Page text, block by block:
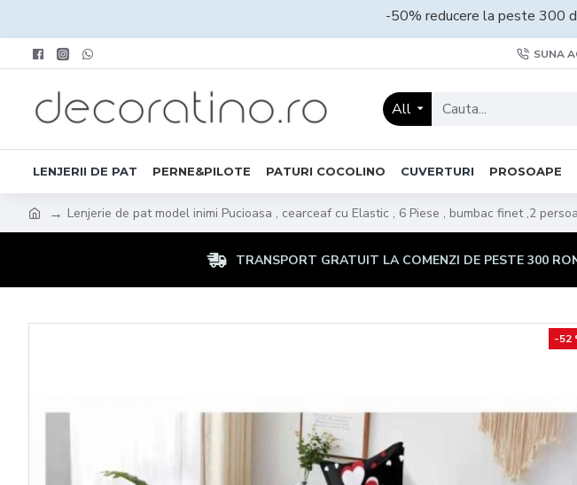
-50% reducere la peste 300
SUNA
All
LENJERII DE PAT PERNE&PILOTE PATURI COCOLINO CUVERTURI PROSOAPE
Lenjerie de pat model inimi Pucioasa , cearceaf cu Elastic , 6 Piese , bumbac finet ,2
TRANSPORT GRATUIT LA COMENZI DE PESTE 300
-52